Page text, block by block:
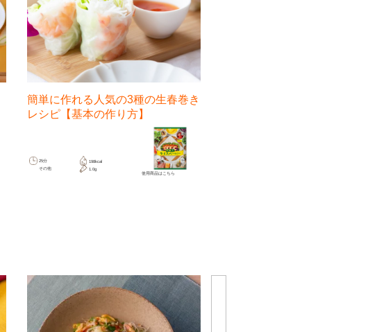
簡単に作れる人気の3種の生春巻き
レシピ【基本の作り方】
25分
198kcal
その他
1.0g
使用商品は こちら